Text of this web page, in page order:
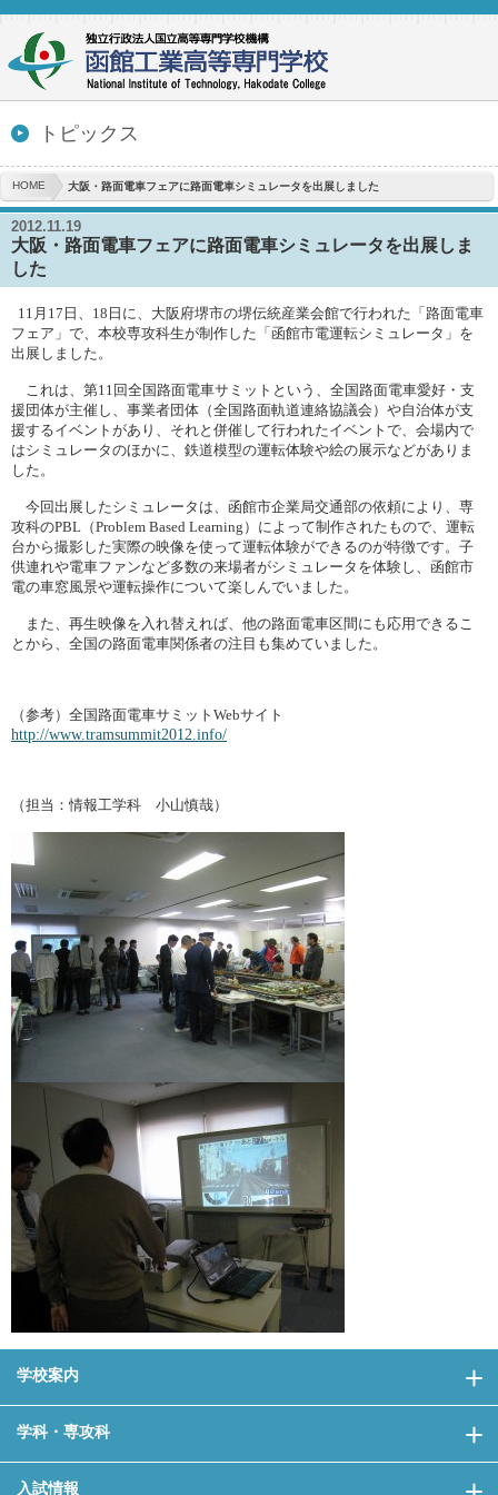
トピックス
HOME 大阪・路面電車フェアに路面電車シミュレータを出展しました
2012.11.19
大阪・路面電車フェアに路面電車シミュレータを出展しま
した
11 月 17 日、 18 日に、大阪府堺市の堺伝統産業会館で行われた「路面電車
フェア」で、本校専攻科生が制作した「函館市電運転シミュレータ」を
出展しました。
これは、第11 回全国路面電車サミットという、全国路面電車愛好・支
援団体が主催し、事業者団体（全国路面軌道連絡協議会）や自治体が支
援するイベントがあり、それと併催して行われたイベントで、会場内で
はシミュレータのほかに、鉄道模型の運転体験や絵の展示などがありま
した。
今回出展したシミュレータは、函館市企業局交通部の依頼により、専
攻科のPBL （Problem Based Learning ）によって制作されたもので、運転
台から撮影した実際の映像を使って運転体験ができるのが特徴です。子
供連れや電車ファンなど多数の来場者がシミュレータを体験し、函館市
電の車窓風景や運転操作について楽しんでいました。
また、再生映像を入れ替えれば、他の路面電車区間にも応用できるこ
とから、全国の路面電車関係者の注目も集めていました。
（参考）全国路面電車サミット Webサイト
http://www.tramsummit2012.info/
（担当：情報工学科 小山慎哉）
学校案内
学科・専攻科
入試情報